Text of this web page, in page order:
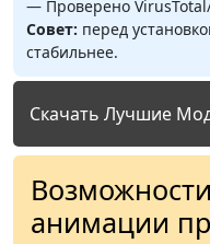
— Проверено
Совет: перед
стабильнее.
Скачать Лучшие
анимации